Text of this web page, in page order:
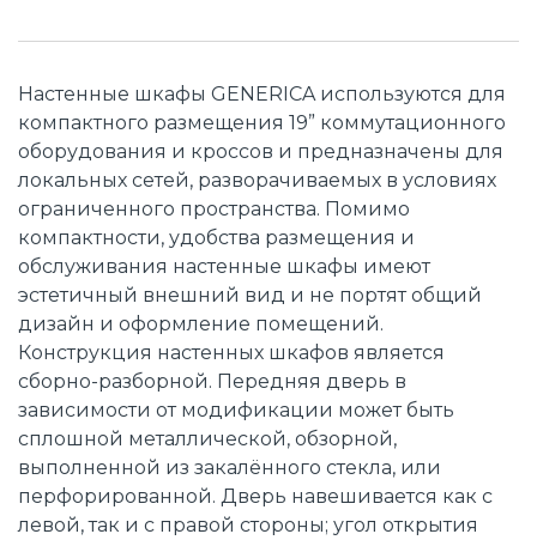
Настенные шкафы GENERICA используются для
компактного размещения 19” коммутационного
оборудования и кроссов и предназначены для
локальных сетей, разворачиваемых в условиях
ограниченного пространства. Помимо
компактности, удобства размещения и
обслуживания настенные шкафы имеют
эстетичный внешний вид и не портят общий
дизайн и оформление помещений.
Конструкция настенных шкафов является
сборно-разборной. Передняя дверь в
зависимости от модификации может быть
сплошной металлической, обзорной,
выполненной из закалённого стекла, или
перфорированной. Дверь навешивается как с
левой, так и с правой стороны; угол открытия